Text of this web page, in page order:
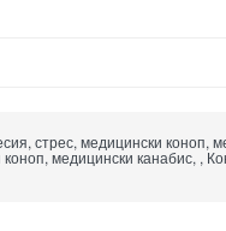
стрес, медицински коноп,
медицински канабис, ,